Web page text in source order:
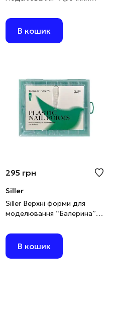
В кошик
295 грн
Siller
Siller Верхні форми для
моделювання “Балерина”
В кошик